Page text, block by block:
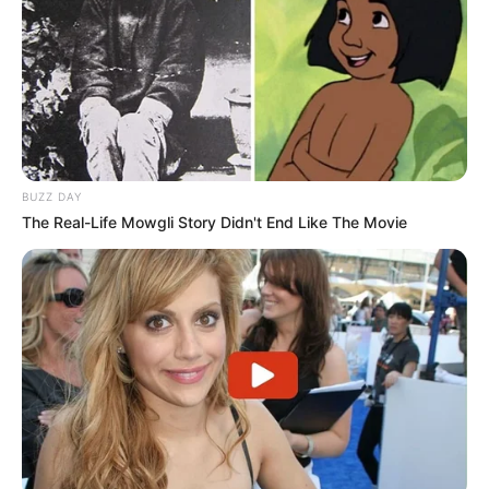
De son côté,IDEAL SAN LEANDRO (13) monte en condition
après une rentrée discrète.
De plus, Richard Westerink souligne un engagement
favorable avant un objectif international. Ainsi, une place
dans le Quinté+ demeure pleinement envisageable.
BUZZ DAY
The Real-Life Mowgli Story Didn't End Like The Movie